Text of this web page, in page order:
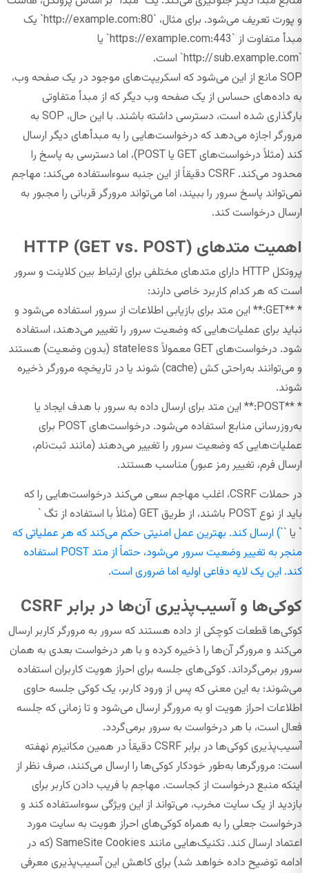
و پورت تعریف می‌شود. برای مثال، `http://example.com:80` یک
مبدأ متفاوت از `https://example.com:443` یا
`http://sub.example.com` است.
SOP مانع از این می‌شود که اسکریپت‌های موجود در یک صفحه وب،
به داده‌های حساس از یک صفحه وب دیگر که از مبدأ متفاوتی
بارگذاری شده است، دسترسی داشته باشند. با این حال، SOP به
مرورگر اجازه می‌دهد که درخواست‌هایی را به مبدأهای دیگر ارسال
کند (مثلاً درخواست‌های GET یا POST)، اما دسترسی به پاسخ را
محدود می‌کند. CSRF دقیقاً از این جنبه سوءاستفاده می‌کند: مهاجم
نمی‌تواند پاسخ سرور را ببیند، اما می‌تواند مرورگر قربانی را مجبور به
ارسال درخواست کند.
اهمیت متدهای HTTP (GET vs. POST)
پروتکل HTTP دارای متدهای مختلفی برای ارتباط بین کلاینت و سرور
است که هر کدام کاربرد خاصی دارند:
* **GET:** این متد برای بازیابی اطلاعات از سرور استفاده می‌شود و
نباید برای عملیات‌هایی که وضعیت سرور را تغییر می‌دهند، استفاده
شود. درخواست‌های GET معمولاً stateless (بدون وضعیت) هستند
و می‌توانند به‌راحتی کش (cache) شوند یا در تاریخچه مرورگر ذخیره
شوند.
* **POST:** این متد برای ارسال داده به سرور با هدف ایجاد یا
به‌روزرسانی منابع استفاده می‌شود. درخواست‌های POST برای
عملیات‌هایی که وضعیت سرور را تغییر می‌دهند (مانند ثبت‌نام،
ارسال فرم، تغییر رمز عبور) مناسب هستند.
در حملات CSRF، اغلب مهاجم سعی می‌کند درخواست‌هایی را که
باید از نوع POST باشند، از طریق GET (مثلاً با استفاده از تگ `
` یا ``) ارسال کند. بهترین عمل امنیتی حکم می‌کند که هر عملیاتی که
منجر به تغییر وضعیت سرور می‌شود، حتماً از متد POST استفاده
کند. این یک لایه دفاعی اولیه اما ضروری است.
کوکی‌ها و آسیب‌پذیری آن‌ها در برابر CSRF
کوکی‌ها قطعات کوچکی از داده هستند که سرور به مرورگر کاربر ارسال
می‌کند و مرورگر آن‌ها را ذخیره کرده و با هر درخواست بعدی به همان
سرور برمی‌گرداند. کوکی‌های جلسه برای احراز هویت کاربران استفاده
می‌شوند؛ به این معنی که پس از ورود کاربر، یک کوکی جلسه حاوی
اطلاعات احراز هویت او به مرورگر ارسال می‌شود و تا زمانی که جلسه
فعال است، با هر درخواست به سرور برمی‌گردد.
آسیب‌پذیری کوکی‌ها در برابر CSRF دقیقاً در همین مکانیزم نهفته
است: مرورگرها به‌طور خودکار کوکی‌ها را ارسال می‌کنند، صرف نظر از
اینکه منبع درخواست از کجاست. مهاجم با فریب دادن کاربر برای
بازدید از یک سایت مخرب، می‌تواند از این ویژگی سوءاستفاده کند و
درخواست جعلی را به همراه کوکی‌های احراز هویت به سایت مورد
اعتماد ارسال کند. تکنیک‌هایی مانند SameSite Cookies (که در
ادامه توضیح داده خواهد شد) برای کاهش این آسیب‌پذیری معرفی